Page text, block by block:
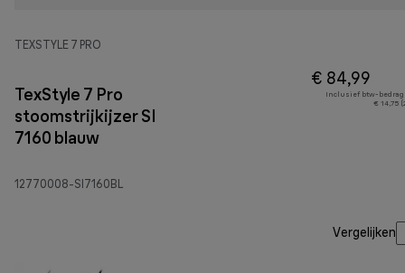
TEXSTYLE 7 PRO
TexStyle 7 Pro
stoomstrijkijzer SI
7160 blauw
12770008-SI7160BL
€ 84,99
Inclusief btw-bedrag
€ 14,75
Vergelijken